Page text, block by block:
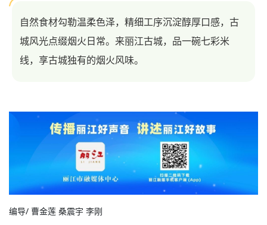
自然食材勾勒温柔色泽，精细工序沉淀醇厚口感，古
城风光点缀烟火日常。 来丽江古城，品一碗七彩米
线，享古城独有的烟火风味。
编导/ 曹金莲 桑震宇 李刚